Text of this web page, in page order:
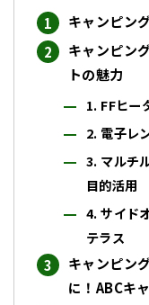
キャンピン
キャンピン
トの魅力
1. FFヒー
2. 電子レ
3. マルチ
目的活用
4. サイド
テラス
キャンピン
に！ABCキ